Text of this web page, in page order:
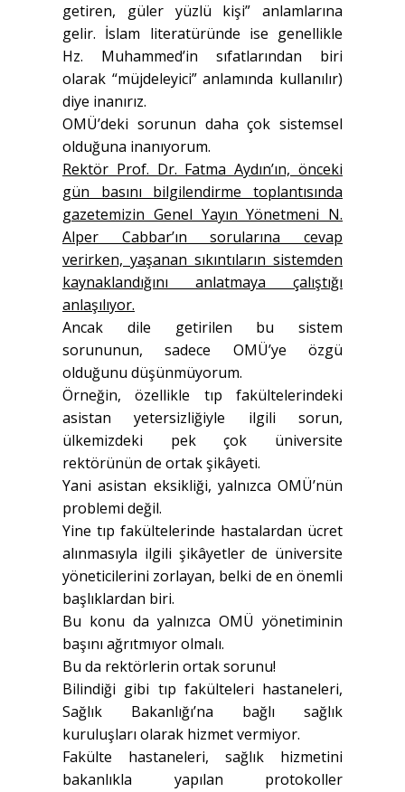
getiren, güler yüzlü kişi” anlamlarına
gelir. İslam literatüründe ise genellikle
Hz. Muhammed’in sıfatlarından biri
olarak “müjdeleyici” anlamında kullanılır)
diye inanırız.
OMÜ’deki sorunun daha çok sistemsel
olduğuna inanıyorum.
Rektör Prof. Dr. Fatma Aydın’ın, önceki
gün basını bilgilendirme toplantısında
gazetemizin Genel Yayın Yönetmeni N.
Alper Cabbar’ın sorularına cevap
verirken, yaşanan sıkıntıların sistemden
kaynaklandığını anlatmaya çalıştığı
anlaşılıyor.
Ancak dile getirilen bu sistem
sorununun, sadece OMÜ’ye özgü
olduğunu düşünmüyorum.
Örneğin, özellikle tıp fakültelerindeki
asistan yetersizliğiyle ilgili sorun,
ülkemizdeki pek çok üniversite
rektörünün de ortak şikâyeti.
Yani asistan eksikliği, yalnızca OMÜ’nün
problemi değil.
Yine tıp fakültelerinde hastalardan ücret
alınmasıyla ilgili şikâyetler de üniversite
yöneticilerini zorlayan, belki de en önemli
başlıklardan biri.
Bu konu da yalnızca OMÜ yönetiminin
başını ağrıtmıyor olmalı.
Bu da rektörlerin ortak sorunu!
Bilindiği gibi tıp fakülteleri hastaneleri,
Sağlık Bakanlığı’na bağlı sağlık
kuruluşları olarak hizmet vermiyor.
Fakülte hastaneleri, sağlık hizmetini
bakanlıkla yapılan protokoller